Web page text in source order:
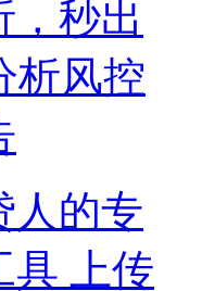
人的专
具 上传